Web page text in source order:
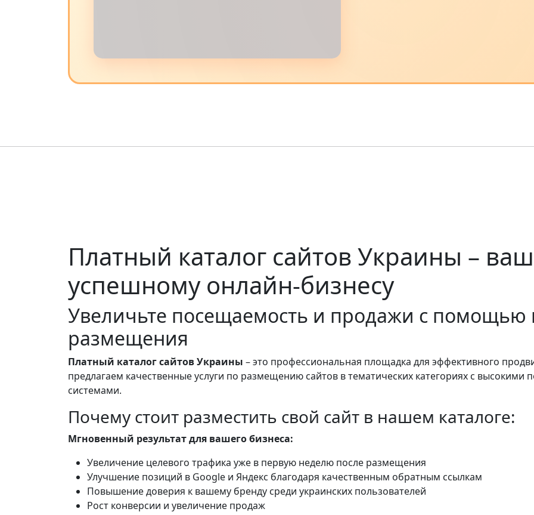
Платный каталог сайтов Украины –
успешному онлайн-бизнесу
Увеличьте посещаемость и продажи с помощью
размещения
Платный каталог сайтов Украины – это профессиональная площадка для эффективного
предлагаем качественные услуги по размещению сайтов в тематических категориях с высокими
системами.
Почему стоит разместить свой сайт в нашем каталоге:
Мгновенный результат для вашего бизнеса:
Увеличение целевого трафика уже в первую неделю после размещения
Улучшение позиций в Google и Яндекс благодаря качественным обратным ссылкам
Повышение доверия к вашему бренду среди украинских пользователей
Рост конверсии и увеличение продаж